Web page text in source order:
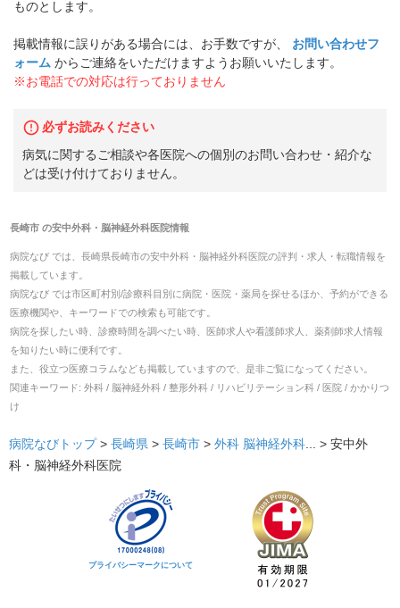
ものとします。
掲載情報に誤りがある場合には、お手数ですが、
お問い合わせフ
ォーム からご連絡をいただけますようお願いいたします。
※お電話での対応は行っておりません
必ずお読みください
病気に関するご相談や各医院への個別のお問い合わせ・紹介な
どは受け付けておりません。
長崎市の安中外科・脳神経外科医院情報
病院なび では、 長崎県長崎市の安中外科・脳神経外科医院の評判・求人・転職情報を
掲載しています。
病院なび では市区町村別/診療科目別に病院・医院・薬局を探せるほか、予約ができる
医療機関や、キーワードでの検索も可能です。
病院を探したい時、診療時間を調べたい時、医師求人や看護師求人、薬剤師求人情報
を知りたい時に便利です。
また、役立つ医療コラムなども掲載していますので、是非ご覧になってください。
関連キーワード: 外科 / 脳神経外科 / 整形外科 / リハビリテーション科 / 医院 / かかりつ
け
病院なびトップ > 長崎県 > 長崎市 > 外科 脳神経外科... > 安中外
科・脳神経外科医院
プライバシーマークについて